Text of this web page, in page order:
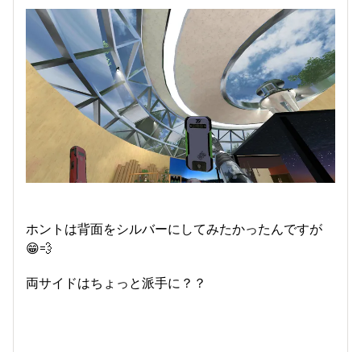
ホントは背面をシルバーにしてみたかったんですが
😁💨
両サイドはちょっと派手に？？